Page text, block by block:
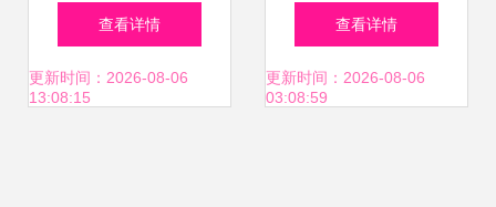
法揭秘 天骏视觉教
你打造电商爆款级
查看详情
更新时间：2026-08-06
13:08:15
巫山自主品牌的崭
新篇章
查看详情
更新时间：2026-08-06
03:08:59